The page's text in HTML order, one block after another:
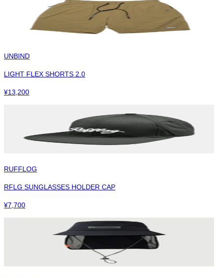
UNBIND
LIGHT FLEX SHORTS 2.0
¥13,200
RUFFLOG
RFLG SUNGLASSES HOLDER CAP
¥7,700